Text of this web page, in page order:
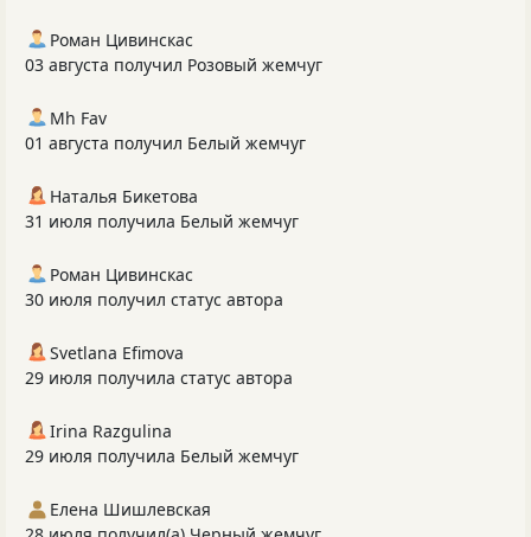
Роман Цивинскас
03 августа получил Розовый жемчуг
Mh Fav
01 августа получил Белый жемчуг
Наталья Бикетова
31 июля получила Белый жемчуг
Роман Цивинскас
30 июля получил статус автора
Svetlana Efimova
29 июля получила статус автора
Irina Razgulina
29 июля получила Белый жемчуг
Елена Шишлевская